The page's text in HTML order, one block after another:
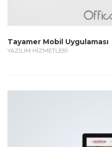
Tayamer Mobil Uygulaması
YAZILIM HİZMETLERİ